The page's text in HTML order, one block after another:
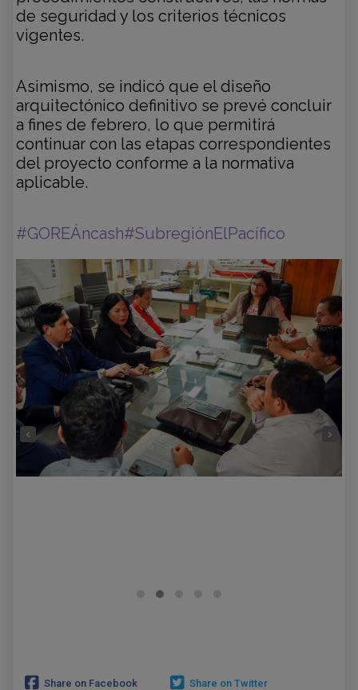
de seguridad y los criterios técnicos
vigentes.
Asimismo, se indicó que el diseño
arquitectónico definitivo se prevé concluir
a fines de febrero, lo que permitirá
continuar con las etapas correspondientes
del proyecto conforme a la normativa
aplicable.
#GOREÁncash#SubregiónElPacífico
‹ ›
Share on Facebook Share on Twitter